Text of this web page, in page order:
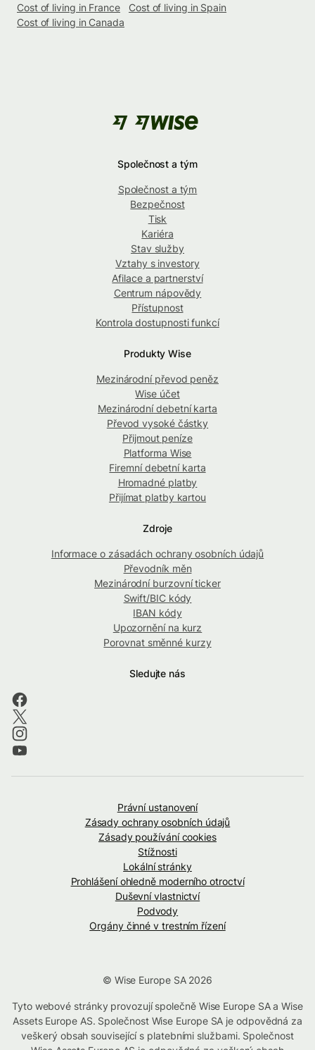
Cost of living in France
Cost of living in Spain
Cost of living in Canada
Společnost a tým
Společnost a tým
Bezpečnost
Tisk
Kariéra
Stav služby
Vztahy s investory
Afilace a partnerství
Centrum nápovědy
Přístupnost
Kontrola dostupnosti funkcí
Produkty Wise
Mezinárodní převod peněz
Wise účet
Mezinárodní debetní karta
Převod vysoké částky
Přijmout peníze
Platforma Wise
Firemní debetní karta
Hromadné platby
Přijímat platby kartou
Zdroje
Informace o zásadách ochrany osobních údajů
Převodník měn
Mezinárodní burzovní ticker
Swift/BIC kódy
IBAN kódy
Upozornění na kurz
Porovnat směnné kurzy
Sledujte nás
Právní ustanovení
Zásady ochrany osobních údajů
Zásady používání cookies
Stížnosti
Lokální stránky
Prohlášení ohledně moderního otroctví
Duševní vlastnictví
Podvody
Orgány činné v trestním řízení
© Wise Europe SA 2026
Tyto webové stránky provozují společně Wise Europe SA a Wise
Assets Europe AS. Společnost Wise Europe SA je odpovědná za
veškerý obsah související s platebními službami. Společnost